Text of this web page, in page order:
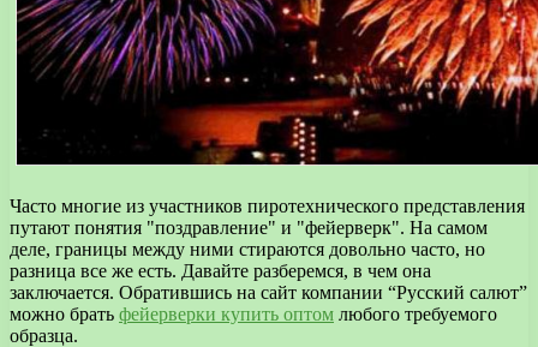
Часто многие из участников пиротехнического представления
путают понятия "поздравление" и "фейерверк". На самом
деле, границы между ними стираются довольно часто, но
разница все же есть. Давайте разберемся, в чем она
заключается. Обратившись на сайт компании “Русский салют”
можно брать фейерверки купить оптом любого требуемого
образца.